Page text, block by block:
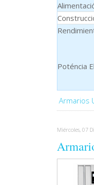
Poténcia
Armarios
Miércoles, 07